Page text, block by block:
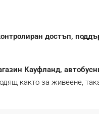
достъп,
Кауфланд,
както за живеене,